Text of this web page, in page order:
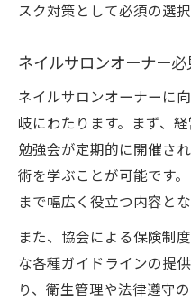
スク対策として必須の選択
ネイルサロンオーナー
ネイルサロンオーナーに
岐にわたります。まず、
勉強会が定期的に開催さ
術を学ぶことが可能です
まで幅広く役立つ内容とな
また、協会による保険制
な各種ガイドラインの提
り、衛生管理や法律遵守